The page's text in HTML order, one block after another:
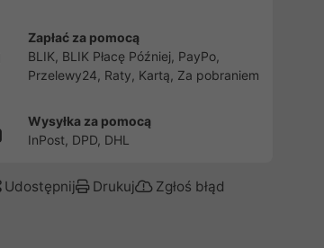
Zapłać za pomocą
BLIK, BLIK Płacę Później, PayPo,
Przelewy24, Raty, Kartą, Za pobraniem
Wysyłka za pomocą
InPost, DPD, DHL
Udostępnij Drukuj Zgłoś błąd